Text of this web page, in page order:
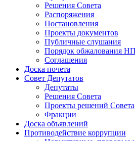
Решения Совета
Распоряжения
Постановления
Проекты документов
Публичные слушания
Порядок обжалования
Соглашения
Доска почета
Совет Депутатов
Депутаты
Решения Совета
Проекты решений Совета
Фракции
Доска объявлений
Противодействие коррупции